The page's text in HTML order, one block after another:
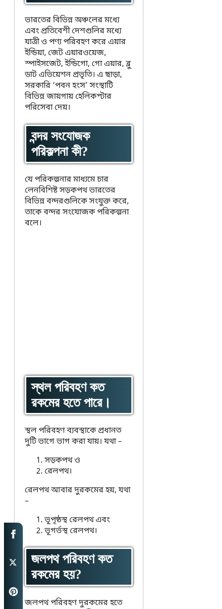
ভারতের বিভিন্ন অঞ্চলের মধ্যে
এবং প্রতিবেশী দেশগুলির মধ্যে
যাত্রী ও পণ্য পরিবহণ করে এয়ার
ইন্ডিয়া, জেট এয়ারওয়েজ,
স্পাইসজেট, ইন্ডিগো, গো এয়ার, ব্লু
ডাট এভিয়েশন প্রভৃতি। এ ছাড়া,
সরকারি ‘পবন হংস’ সংস্থাটি
বিভিন্ন জায়গায় হেলিকপ্টার
পরিসেবা দেয়।
বন্দর সংযোজক
পরিকল্পনা কী?
যে পরিকল্পনার মাধ্যমে চার
লেনবিশিষ্ট সড়কপথ ভারতের
বিভিন্ন বন্দরগুলিকে সংযুক্ত করে,
তাকে বন্দর সংযোজক পরিকল্পনা
বলে।
স্থল পরিবহণ কত
রকমের হতে পারে।
স্থল পরিবহণ ব্যবস্থাকে প্রধানত
দুটি ভাগে ভাগ করা যায়। যথা –
সড়কপথ ও
রেলপথ।
রেলপথ আবার দুরকমের হয়, যথা
–
ভূপৃষ্ঠস্থ রেলপথ এবং
ভূগর্ভস্থ রেলপথ।
জলপথ পরিবহণ কত
রকমের হয়?
জলপথ পরিবহণ দুরকমের হতে